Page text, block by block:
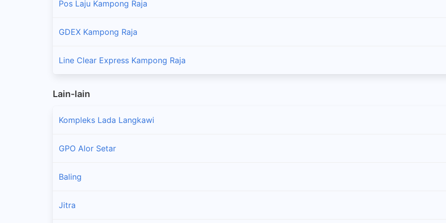
Pos Laju Kampong Raja
GDEX Kampong Raja
Line Clear Express Kampong Raja
Lain-lain
Kompleks Lada Langkawi
GPO Alor Setar
Baling
Jitra